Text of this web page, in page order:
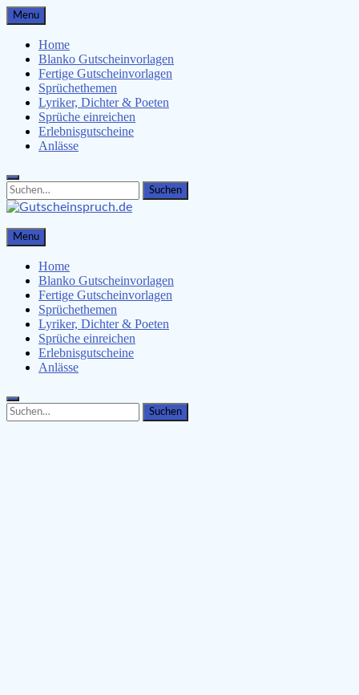
Skip
to
content
Menu
Home
Blanko Gutscheinvorlagen
Fertige Gutscheinvorlagen
Sprüchethemen
Lyriker, Dichter & Poeten
Sprüche einreichen
Erlebnisgutscheine
Anlässe
Search
for:
Search
Gutscheinspruch.de
Gutscheinsprüche & Gutscheinvorlagen finden
Menu
Home
Blanko Gutscheinvorlagen
Fertige Gutscheinvorlagen
Sprüchethemen
Lyriker, Dichter & Poeten
Sprüche einreichen
Erlebnisgutscheine
Anlässe
Search
for:
Search